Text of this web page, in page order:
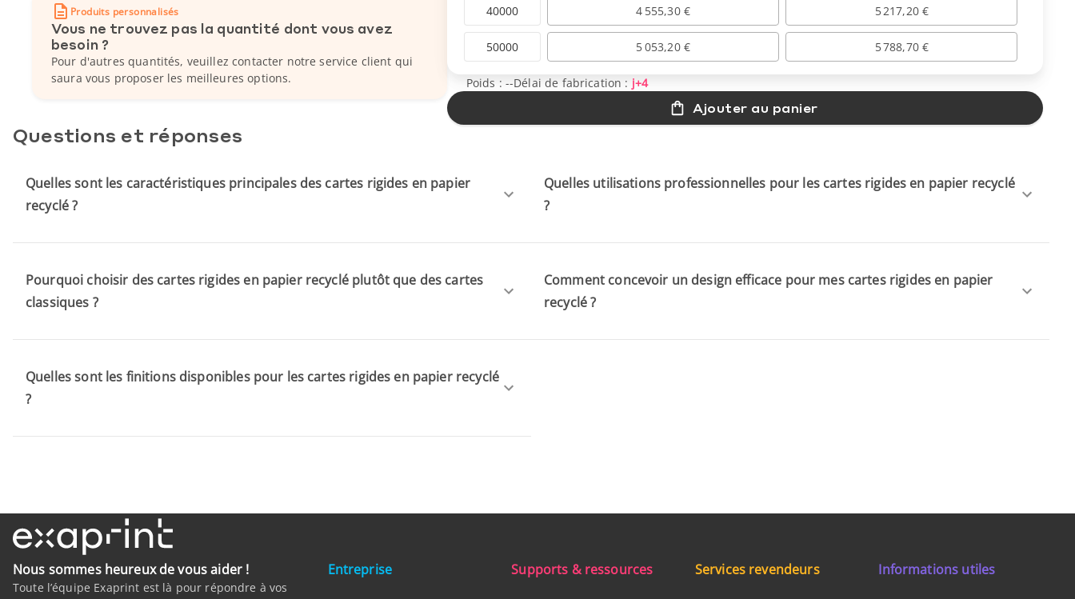
Produits personnalisés
Vous ne trouvez pas la quantité dont vous avez
besoin ?
Pour d'autres quantités, veuillez contacter notre service client qui
saura vous proposer les meilleures options.
40000
50000
4 555,30 € 5 217,20 €
5 053,20 € 5 788,70 €
Poids : --Délai de fabrication : j+4
Ajouter au panier
Questions et réponses
Quelles sont les caractéristiques principales des cartes rigides en papier
recyclé ?
Pourquoi choisir des cartes rigides en papier recyclé plutôt que des cartes
classiques ?
Quelles sont les finitions disponibles pour les cartes rigides en papier recyclé
?
Quelles utilisations professionnelles pour les cartes rigides en papier recyclé
?
Comment concevoir un design efficace pour mes cartes rigides en papier
recyclé ?
Nous sommes heureux de vous aider !
Toute l’équipe Exaprint est là pour répondre à vos
Entreprise Supports & ressources Services revendeurs Informations utiles